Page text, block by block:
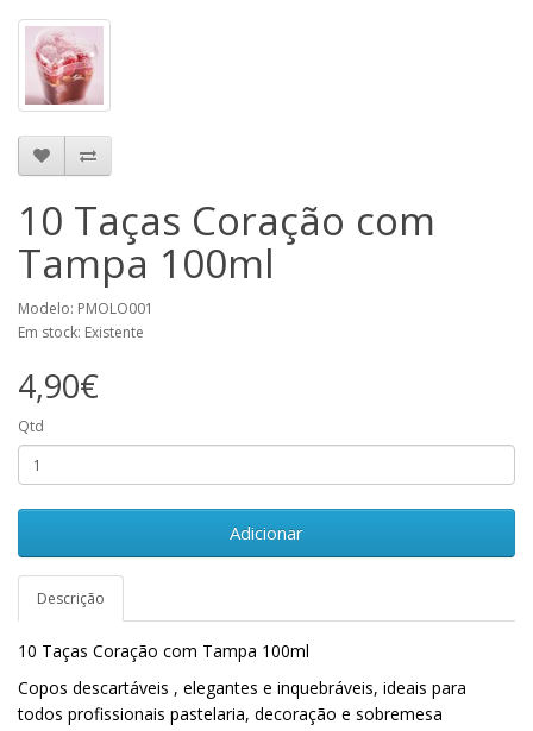
10 Taças Coração com
Tampa 100ml
Modelo: PMOLO001
Em stock: Existente
4,90€
Qtd
Adicionar
Descrição
10 Taças Coração com Tampa 100ml
Copos descartáveis ​, elegantes e inquebráveis, ideais para
todos profissionais pastelaria, decoração e sobremesa